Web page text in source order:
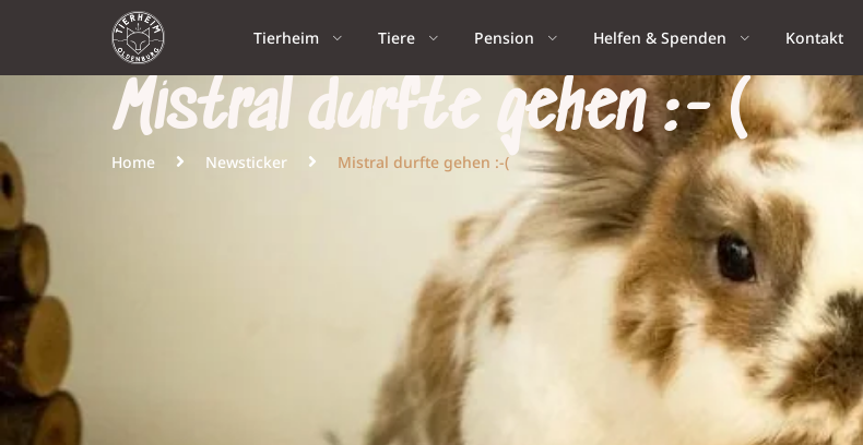
Tierheim Tiere Pension Helfen & Spenden Kontakt
Mistral durfte gehen :-(
Home Newsticker Mistral durfte gehen :-(